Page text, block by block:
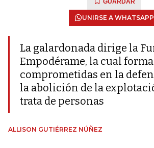
GUARDAR
UNIRSE A WHATSAPP
La galardonada dirige la
Empodérame, la cual
comprometidas en la
la abolición de la
trata de personas
ALLISON GUTIÉRREZ NÚÑEZ